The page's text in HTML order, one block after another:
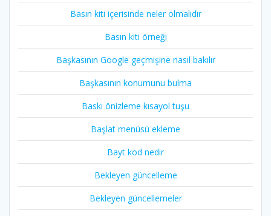
Basın kiti içerisinde neler olmalıdır
Basın kiti örneği
Başkasının Google geçmişine nasıl bakılır
Başkasının konumunu bulma
Baskı önizleme kısayol tuşu
Başlat menüsü ekleme
Bayt kod nedir
Bekleyen güncelleme
Bekleyen güncellemeler